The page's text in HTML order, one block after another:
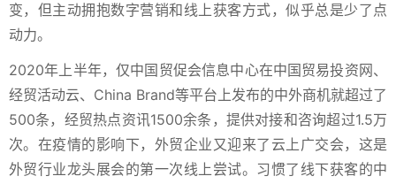
变，但主动拥抱数字营销和线上获客方式，似乎总是少了点
动力。
2020年上半年，仅中国贸促会信息中心在中国贸易投资网、
经贸活动云、China Brand等平台上发布的中外商机就超过了
500条，经贸热点资讯1500余条，提供对接和咨询超过1.5万
次。在疫情的影响下，外贸企业又迎来了云上广交会，这是
外贸行业龙头展会的第一次线上尝试。习惯了线下获客的中